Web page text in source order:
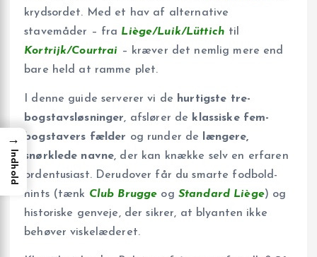
krydsordet. Med et hav af alternative
stavemåder – fra Liège/Luik/Lüttich til
Kortrijk/Courtrai – kræver det nemlig mere end
bare held at ramme plet.
I denne guide serverer vi de hurtigste tre-
bogstavsløsninger, afslører de klassiske fem-
bogstavers fælder og runder de
længere,
snørklede navne, der kan knække selv en erfaren
ord­entusiast. Derudover får du smarte fodbold-
hints (tænk Club Brugge og Standard Liège) og
historiske genveje, der sikrer, at blyanten ikke
behøver viskelæderet.
→
Indhold